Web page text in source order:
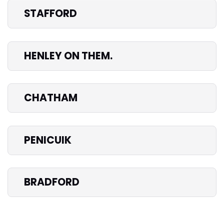
STAFFORD
HENLEY ON THEM.
CHATHAM
PENICUIK
BRADFORD